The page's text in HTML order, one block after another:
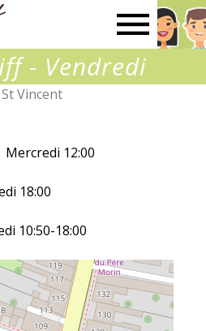
- Vendredi
Vincent
Mercredi 12:00
18:00
10:50-18:00